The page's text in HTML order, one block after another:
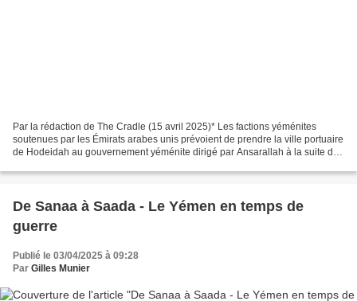
Par la rédaction de The Cradle (15 avril 2025)* Les factions yéménites
soutenues par les Émirats arabes unis prévoient de prendre la ville portuaire
de Hodeidah au gouvernement yéménite dirigé par Ansarallah à la suite de
De Sanaa à Saada - Le Yémen en temps de
guerre
Publié le 03/04/2025 à 09:28
Par Gilles Munier